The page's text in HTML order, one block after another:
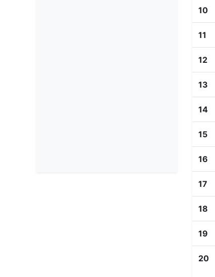
10
11
12
13
14
15
16
17
18
19
20